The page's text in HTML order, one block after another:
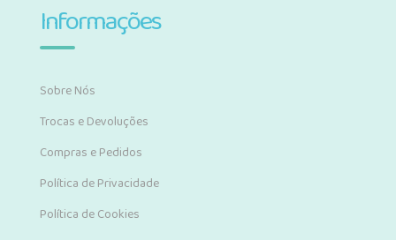
Informações
Sobre Nós
Trocas e Devoluções
Compras e Pedidos
Política de Privacidade
Política de Cookies